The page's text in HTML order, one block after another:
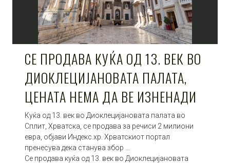
СЕ ПРОДАВА КУЌА ОД 13. ВЕК ВО
ДИОКЛЕЦИЈАНОВАТА ПАЛАТА,
ЦЕНАТА НЕМА ДА ВЕ ИЗНЕНАДИ
Куќа од 13. век во Диоклецијановата палата во
Сплит, Хрватска, се продава за речиси 2 милиони
евра, објави Индекс.хр. Хрватскиот портал
пренесува дека станува збор …
Се продава куќа од 13. век во Диоклецијановата